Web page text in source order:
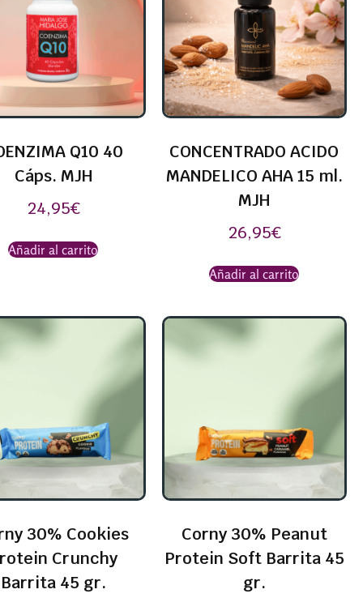
Q10 40
Cáps. MJH
24,95€
Añadir al carrito
CONCENTRADO ACIDO
MANDELICO AHA 15 ml.
MJH
26,95€
Añadir al carrito
30% Cookies
Crunchy
Barrita 45 gr.
Corny 30% Peanut
Protein Soft Barrita 45
gr.